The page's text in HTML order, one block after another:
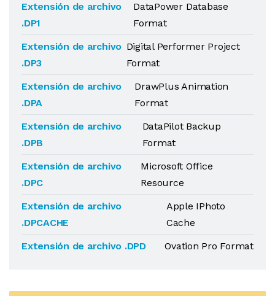
Extensión de archivo
.DP1
DataPower Database
Format
Extensión de archivo
.DP3
Digital Performer Project
Format
Extensión de archivo
.DPA
DrawPlus Animation
Format
Extensión de archivo
.DPB
DataPilot Backup
Format
Extensión de archivo
.DPC
Microsoft Office
Resource
Extensión de archivo
.DPCACHE
Apple IPhoto
Cache
Extensión de archivo .DPD
Ovation Pro Format